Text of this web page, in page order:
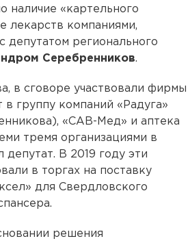
наличие «картельного
лекарств компаниями,
депутатом регионального
Серебренников.
в сговоре участвовали фирмы
группу компаний «Радуга»
«САВ-Мед» и аптека
тремя организациями в
депутат. В 2019 году эти
в торгах на поставку
для Свердловского
решения